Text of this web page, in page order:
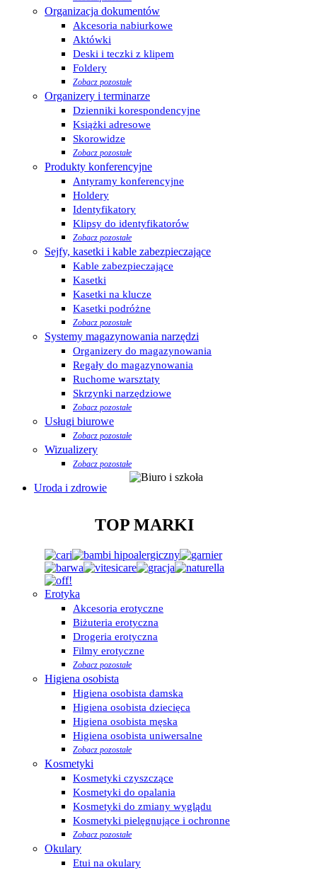
Organizacja dokumentów
Akcesoria nabiurkowe
Aktówki
Deski i teczki z klipem
Foldery
Zobacz pozostałe
Organizery i terminarze
Dzienniki korespondencyjne
Książki adresowe
Skorowidze
Zobacz pozostałe
Produkty konferencyjne
Antyramy konferencyjne
Holdery
Identyfikatory
Klipsy do identyfikatorów
Zobacz pozostałe
Sejfy, kasetki i kable zabezpieczające
Kable zabezpieczające
Kasetki
Kasetki na klucze
Kasetki podróżne
Zobacz pozostałe
Systemy magazynowania narzędzi
Organizery do magazynowania
Regały do magazynowania
Ruchome warsztaty
Skrzynki narzędziowe
Zobacz pozostałe
Usługi biurowe
Zobacz pozostałe
Wizualizery
Zobacz pozostałe
Uroda i zdrowie
TOP MARKI
Erotyka
Akcesoria erotyczne
Biżuteria erotyczna
Drogeria erotyczna
Filmy erotyczne
Zobacz pozostałe
Higiena osobista
Higiena osobista damska
Higiena osobista dziecięca
Higiena osobista męska
Higiena osobista uniwersalne
Zobacz pozostałe
Kosmetyki
Kosmetyki czyszczące
Kosmetyki do opalania
Kosmetyki do zmiany wyglądu
Kosmetyki pielęgnujące i ochronne
Zobacz pozostałe
Okulary
Etui na okulary